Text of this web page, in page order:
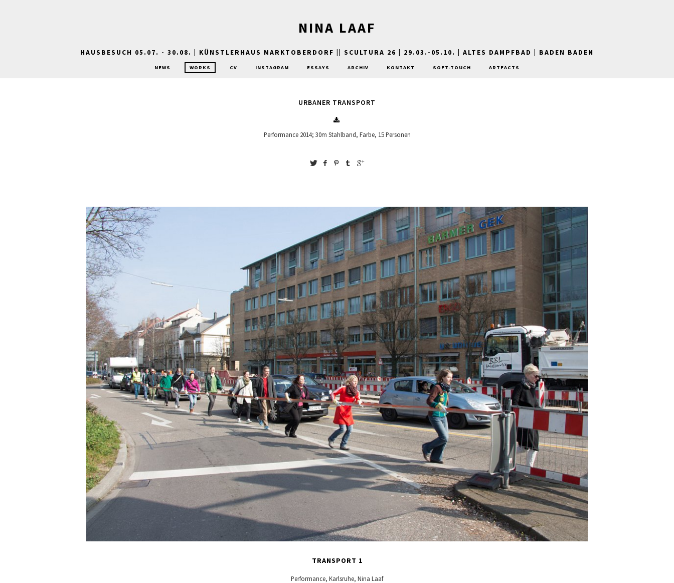
NINA LAAF
HAUSBESUCH 05.07. - 30.08. | KÜNSTLERHAUS MARKTOBERDORF || SCULTURA 26 | 29.03.-05.10. | ALTES DAMPFBAD | BADEN BADEN
NEWS WORKS CV INSTAGRAM ESSAYS ARCHIV KONTAKT SOFT-TOUCH ARTFACTS
URBANER TRANSPORT
Performance 2014; 30m Stahlband, Farbe, 15 Personen
TRANSPORT 1
Performance, Karlsruhe, Nina Laaf